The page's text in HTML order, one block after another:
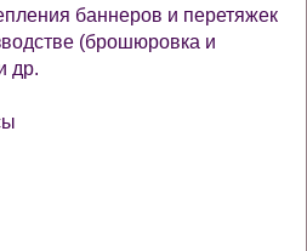
баннеров и перетяжек
(брошюровка и
др.